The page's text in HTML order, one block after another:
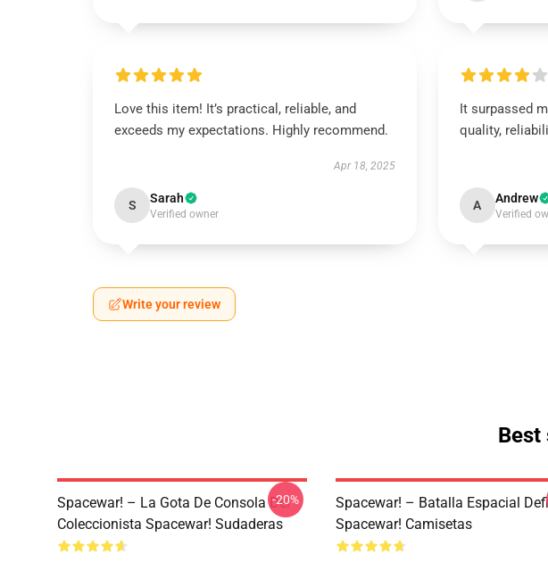
Love this item! It’s practical, reliable, and
exceeds my expectations. Highly recommend.
Apr 18, 2025
S Sarah
Verified owner
It surpassed
quality,
A Andrew
Verified
Write your review
Best
Spacewar! – La Gota De Consola Del
Coleccionista Spacewar! Sudaderas
-20%
Spacewar! – Batalla Espacial
Spacewar! Camisetas